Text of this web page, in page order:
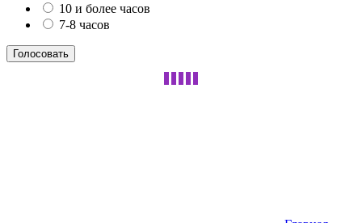
10 и более часов
7-8 часов